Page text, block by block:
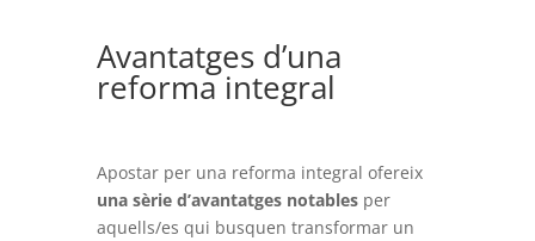
Avantatges d’una
reforma integral
Apostar per una reforma integral ofereix
una sèrie d’avantatges notablesper
aquells/es qui busquen transformar un